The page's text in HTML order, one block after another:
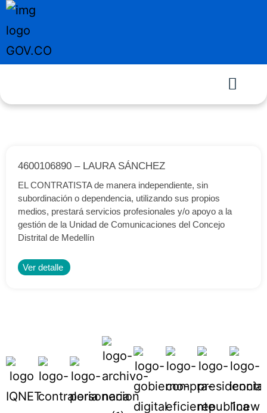
4600106890 – LAURA SÁNCHEZ
EL CONTRATISTA de manera independiente, sin
subordinación o dependencia, utilizando sus propios
medios, prestará servicios profesionales y/o apoyo a la
gestión de la Unidad de Comunicaciones del Concejo
Distrital de Medellín
Ver detalle